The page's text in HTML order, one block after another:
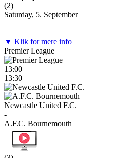
(2)
Saturday, 5. September
▼ Klik for mere info
Premier League
13:00
13:30
Newcastle United F.C.
-
A.F.C. Bournemouth